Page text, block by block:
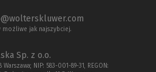
możliwe jak najszybciej.
Sp. z o.o.
NIP: 583-001-89-31, REGON: